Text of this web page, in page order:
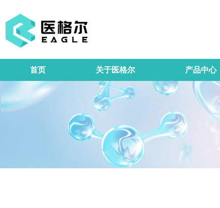
首页 关于医格尔 产品中心